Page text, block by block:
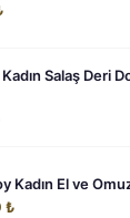
Salaş Deri
Kadın El ve
₺